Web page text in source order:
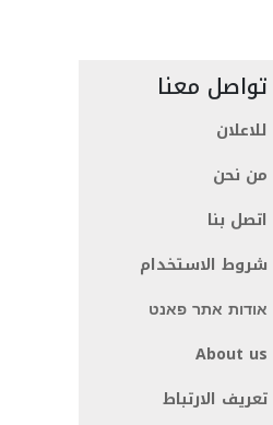
تواصل معنا
للاعلان
من نحن
اتصل بنا
شروط الاستخدام
אודות אתר פאנט
About us
تعريف الارتباط